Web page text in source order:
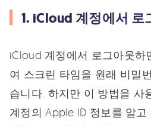
1. iCloud 계정에서 로
iCloud 계정에서 로그아웃하
여 스크린 타임을 원래 비밀
습니다. 하지만 이 방법을 사
계정의 Apple ID 정보를 알